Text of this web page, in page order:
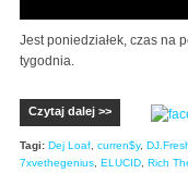
Jest poniedziałek, czas na
tygodnia.
Czytaj dalej >>
Tagi: Dej Loaf curren$y,
7xvethegenius ELUCID Rich